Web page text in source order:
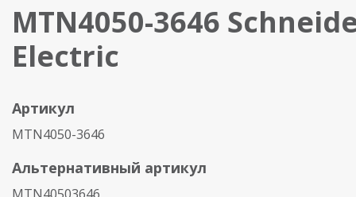
MTN4050-3646
Electric
Артикул
MTN4050-3646
Альтернативный артикул